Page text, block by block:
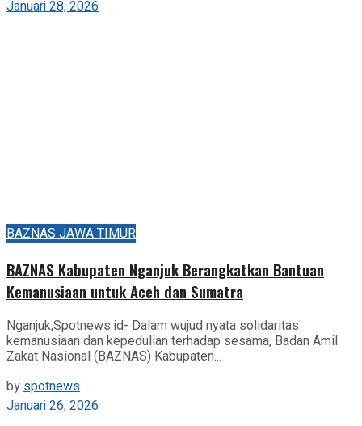
Januari 28, 2026
BAZNAS JAWA TIMUR
BAZNAS Kabupaten Nganjuk Berangkatkan Bantuan
Kemanusiaan untuk Aceh dan Sumatra
Nganjuk,Spotnews.id- Dalam wujud nyata solidaritas
kemanusiaan dan kepedulian terhadap sesama, Badan Amil
Zakat Nasional (BAZNAS) Kabupaten...
by spotnews
Januari 26, 2026